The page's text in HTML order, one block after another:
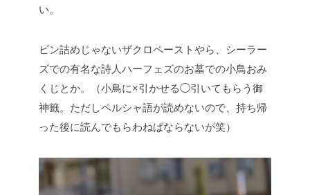
い。
ビン詰めじゃないザクロペーストやら、シーラー
ズでの有名な詩人ハーフェズのお墓での小鳥おみ
くじとか。（小鳥に×引かせる◯引いてもらう御
神籤。ただしペルシャ語が読めないので、持ち帰
った後に読んでもらわねばならないが笑）